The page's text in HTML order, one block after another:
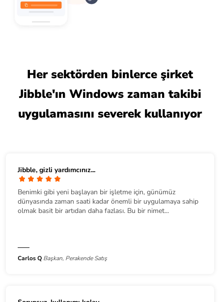
Her sektörden binlerce şirket
Jibble'ın Windows zaman takibi
uygulamasını severek kullanıyor
Jibble, gizli yardımcınız...
Benimki gibi yeni başlayan bir işletme için, günümüz
dünyasında zaman saati kadar önemli bir uygulamaya sahip
olmak basit bir artıdan daha fazlası. Bu bir nimet...
Carlos Q Başkan, Perakende Satış